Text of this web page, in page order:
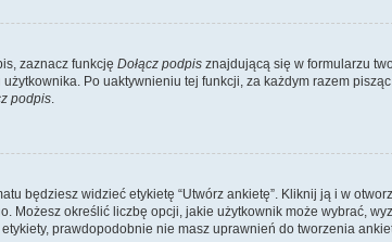
zaznacz funkcję Dołącz podpis znajdującą się w formularzu
Po uaktywnieniu tej funkcji, za każdym razem pisząc
podpis
będziesz widzieć etykietę “Utwórz ankietę”. Kliknij ją i w
Możesz określić liczbę opcji, jakie użytkownik może wybrać,
prawdopodobnie nie masz uprawnień do tworzenia